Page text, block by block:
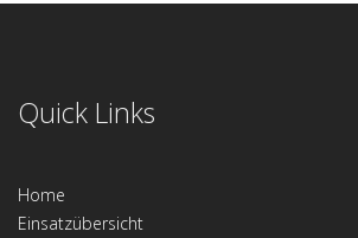
Quick Links
Home
Einsatzübersicht